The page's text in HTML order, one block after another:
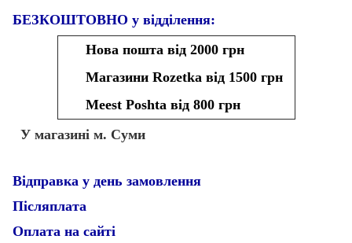
БЕЗКОШТОВНО у відділення:
Нова пошта від 2000 грн
Магазини Rozetka від 1500 грн
Meest Poshta від 800 грн
У магазині м. Суми
Відправка у день замовлення
Післяплата
Оплата на сайті